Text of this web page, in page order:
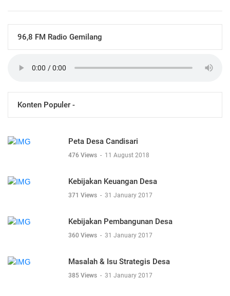
96,8 FM Radio Gemilang
Konten Populer -
Peta Desa Candisari
476 Views - 11 August 2018
Kebijakan Keuangan Desa
371 Views - 31 January 2017
Kebijakan Pembangunan Desa
360 Views - 31 January 2017
Masalah & Isu Strategis Desa
385 Views - 31 January 2017